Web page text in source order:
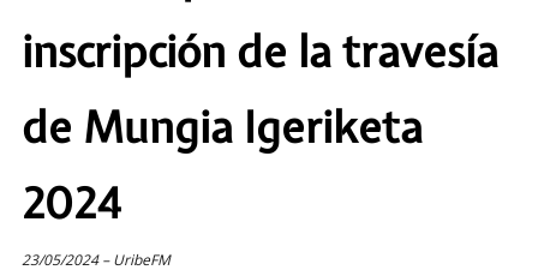
inscripción de la travesía
de Mungia Igeriketa
2024
23/05/2024 – UribeFM